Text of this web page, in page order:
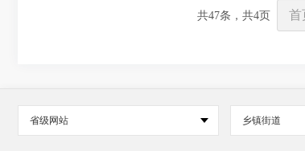
共47条，共4页 首
省级网站 乡镇街道